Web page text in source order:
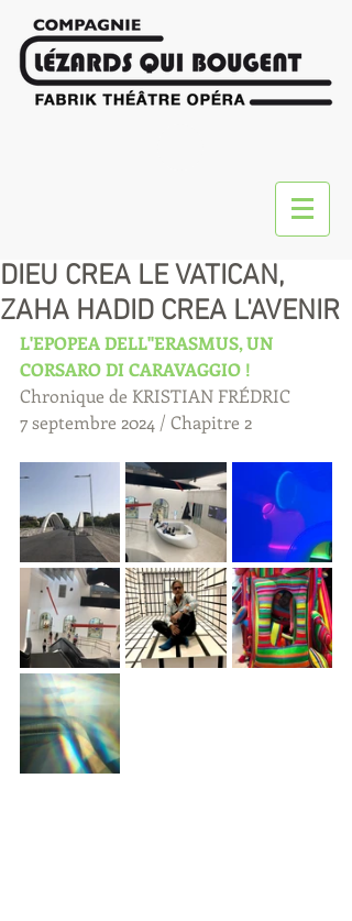
DIEU CREA LE VATICAN,
ZAHA HADID CREA L'AVENIR
L'EPOPEA DELL''ERASMUS, UN
CORSARO DI CARAVAGGIO !
Chronique de KRISTIAN FRÉDRIC
7 septembre 2024 / Chapitre 2